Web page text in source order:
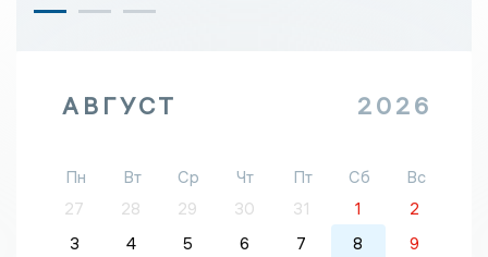
АВГУСТ 2026
Пн Вт Ср Чт Пт Сб
Вс
27
28 29 30 31 1
2
3
4 5 6 7 8
9